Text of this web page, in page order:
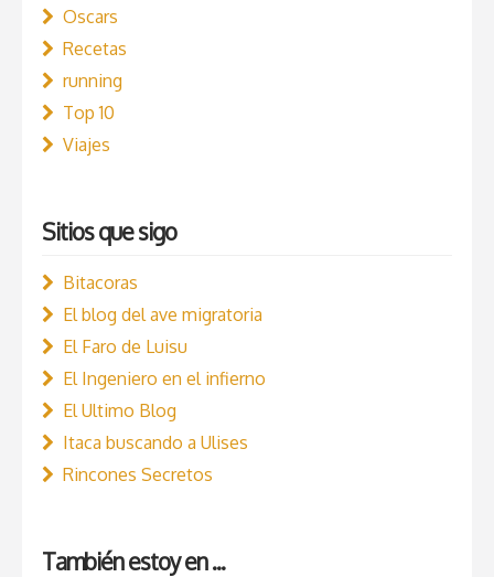
Oscars
Recetas
running
Top 10
Viajes
Sitios que sigo
Bitacoras
El blog del ave migratoria
El Faro de Luisu
El Ingeniero en el infierno
El Ultimo Blog
Itaca buscando a Ulises
Rincones Secretos
También estoy en ...